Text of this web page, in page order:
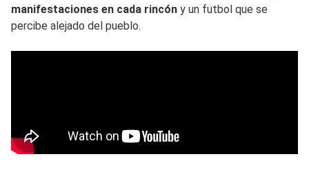
manifestaciones en cada rincón y un futbol que se
percibe alejado del pueblo.